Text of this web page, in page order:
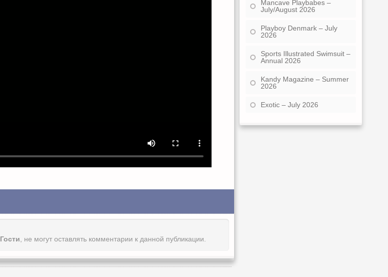
Гости , не могут оставлять комментарии к данной публикации.
Mancave Playbabes –
July/August 2026
Playboy Denmark – July
2026
Sports Illustrated Swimsuit –
Annual 2026
Kandy Magazine – Summer
2026
Exotic – July 2026